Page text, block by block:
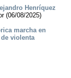
Henríquez
(06/08/2025)
marcha en
violenta